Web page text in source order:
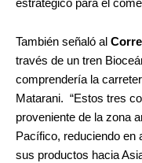
estratégico para el
También señaló al
través de un tren
comprendería la
Matarani. “Estos tres
proveniente de la zona
Pacífico, reduciendo en
sus productos hacia